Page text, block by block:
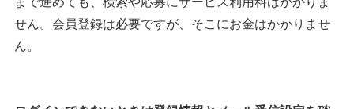
せん。会員登録は必要ですが、そこにお金はかかりませ
ん。